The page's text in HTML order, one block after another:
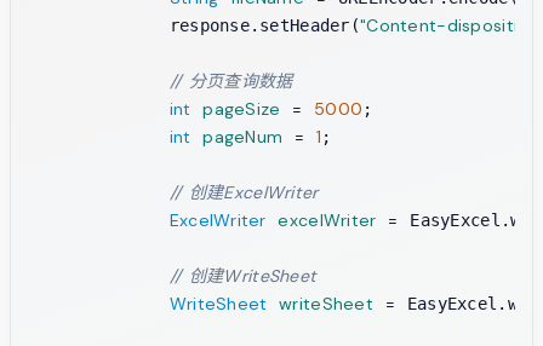
            response.setHeader(
"Content-disposition"
// 分页查询数据
int
pageSize = 5000 ;
int pageNum = 1 ;
// 创建ExcelWriter
ExcelWriter excelWriter =
// 创建WriteSheet
WriteSheet
writeSheet =